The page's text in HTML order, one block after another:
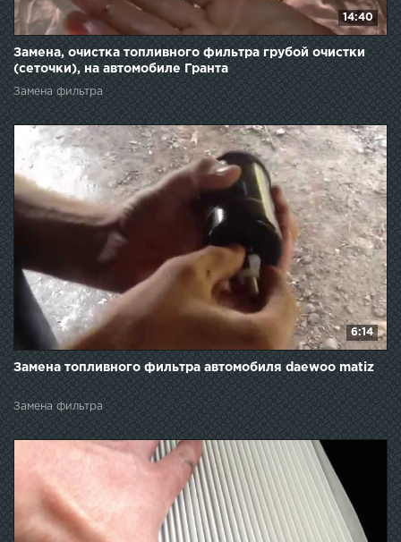
14:40
Замена, очистка топливного фильтра грубой очистки
(сеточки), на автомобиле Гранта
Замена фильтра
6:14
Замена топливного фильтра автомобиля daewoo matiz
Замена фильтра